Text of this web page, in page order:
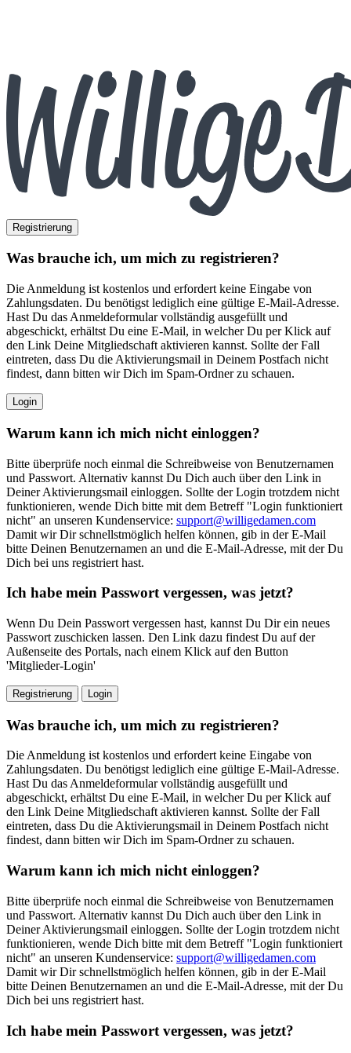
Registrierung
Was brauche ich, um mich zu registrieren?
Die Anmeldung ist kostenlos und erfordert keine Eingabe von
Zahlungsdaten. Du benötigst lediglich eine gültige E-Mail-Adresse.
Hast Du das Anmeldeformular vollständig ausgefüllt und
abgeschickt, erhältst Du eine E-Mail, in welcher Du per Klick auf
den Link Deine Mitgliedschaft aktivieren kannst. Sollte der Fall
eintreten, dass Du die Aktivierungsmail in Deinem Postfach nicht
findest, dann bitten wir Dich im Spam-Ordner zu schauen.
Login
Warum kann ich mich nicht einloggen?
Bitte überprüfe noch einmal die Schreibweise von Benutzernamen
und Passwort. Alternativ kannst Du Dich auch über den Link in
Deiner Aktivierungsmail einloggen. Sollte der Login trotzdem nicht
funktionieren, wende Dich bitte mit dem Betreff "Login funktioniert
nicht" an unseren Kundenservice: support@willigedamen.com
Damit wir Dir schnellstmöglich helfen können, gib in der E-Mail
bitte Deinen Benutzernamen an und die E-Mail-Adresse, mit der Du
Dich bei uns registriert hast.
Ich habe mein Passwort vergessen, was jetzt?
Wenn Du Dein Passwort vergessen hast, kannst Du Dir ein neues
Passwort zuschicken lassen. Den Link dazu findest Du auf der
Außenseite des Portals, nach einem Klick auf den Button
'Mitglieder-Login'
Registrierung Login
Was brauche ich, um mich zu registrieren?
Die Anmeldung ist kostenlos und erfordert keine Eingabe von
Zahlungsdaten. Du benötigst lediglich eine gültige E-Mail-Adresse.
Hast Du das Anmeldeformular vollständig ausgefüllt und
abgeschickt, erhältst Du eine E-Mail, in welcher Du per Klick auf
den Link Deine Mitgliedschaft aktivieren kannst. Sollte der Fall
eintreten, dass Du die Aktivierungsmail in Deinem Postfach nicht
findest, dann bitten wir Dich im Spam-Ordner zu schauen.
Warum kann ich mich nicht einloggen?
Bitte überprüfe noch einmal die Schreibweise von Benutzernamen
und Passwort. Alternativ kannst Du Dich auch über den Link in
Deiner Aktivierungsmail einloggen. Sollte der Login trotzdem nicht
funktionieren, wende Dich bitte mit dem Betreff "Login funktioniert
nicht" an unseren Kundenservice: support@willigedamen.com
Damit wir Dir schnellstmöglich helfen können, gib in der E-Mail
bitte Deinen Benutzernamen an und die E-Mail-Adresse, mit der Du
Dich bei uns registriert hast.
Ich habe mein Passwort vergessen, was jetzt?